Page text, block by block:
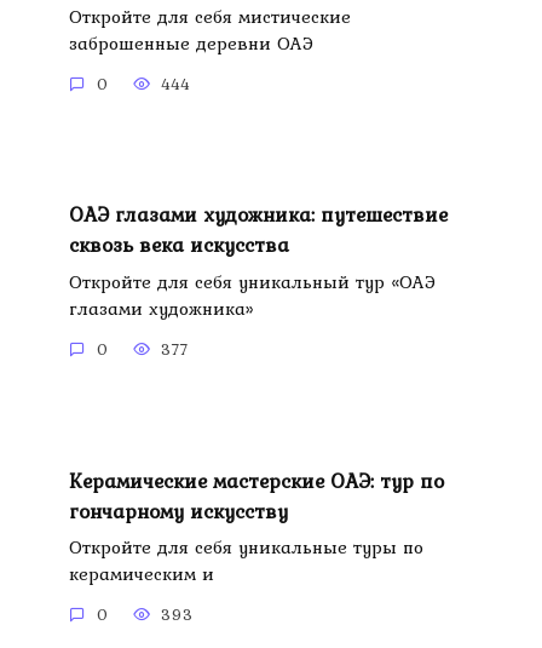
Откройте для себя мистические
заброшенные деревни ОАЭ
0 444
ОАЭ глазами художника: путешествие
сквозь века искусства
Откройте для себя уникальный тур «ОАЭ
глазами художника»
0 377
Керамические мастерские ОАЭ: тур по
гончарному искусству
Откройте для себя уникальные туры по
керамическим и
0 393